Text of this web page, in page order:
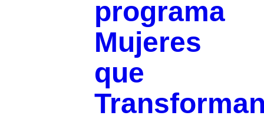
programa
Mujeres
que